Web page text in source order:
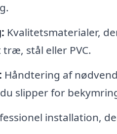
Kvalitetsmaterialer,
stål eller PVC.
Håndtering af
slipper for
installation,